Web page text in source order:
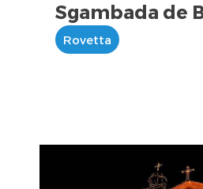
Sgambada de
Rovetta